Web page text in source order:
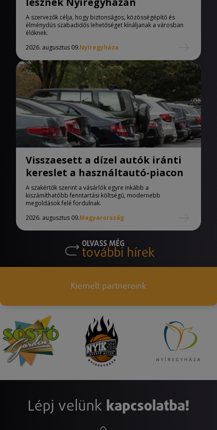
A szervezők célja, hogy biztonságos, közösségépítő és
élménydús szabadidős lehetőséget kínáljanak a városban
élőknek.
2026. augusztus 09.Nyíregyháza
Visszaesett a dízel autók iránti
kereslet a használtautó-piacon
A szakértők szerint a vásárlók egyre inkább a
kiszámíthatóbb fenntartási költségű, modernebb
megoldások felé fordulnak.
2026. augusztus 09.Magyarország
OLVASS MÉG
további hírek
Kiemelt partnereink
Lépj velünk kapcsolatba!